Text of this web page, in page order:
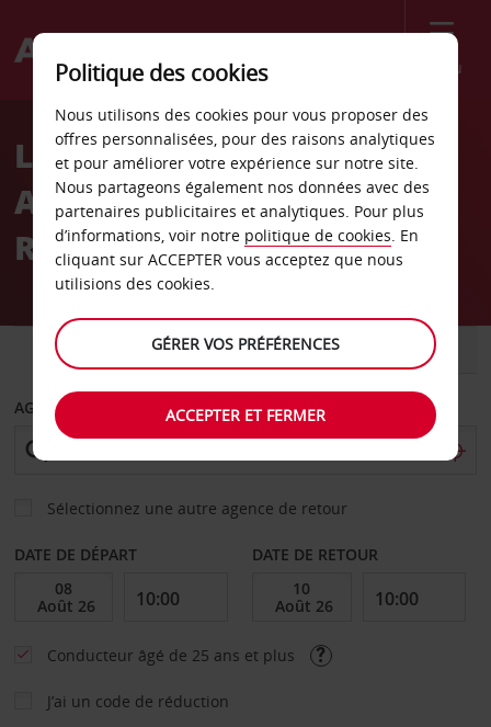
Menu
Welcome
AvisLocation de voiture
Aéroport d’Ubon
Ratchathani
UTILITAIRE
AGENCE DE DÉPART
Sélectionnez une autre agence de retour
DATE DE DÉPART DATE DE RETOUR
Conducteur âgé de 25 ans et plus
J’ai un code de réduction
Politique des cookies
Nous utilisons des cookies pour vous proposer des
offres personnalisées, pour des raisons analytiques
et pour améliorer votre expérience sur notre site.
Nous partageons également nos données avec des
partenaires publicitaires et analytiques. Pour plus
d’informations, voir notre politique de cookies. En
cliquant sur ACCEPTER vous acceptez que nous
utilisions des cookies.
GÉRER VOS PRÉFÉRENCES
ACCEPTER ET FERMER